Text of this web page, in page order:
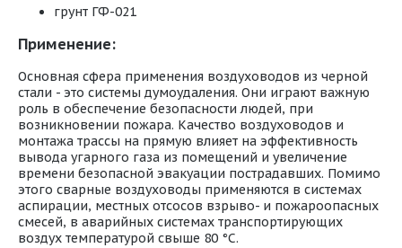
грунт ГФ-021
Применение:
Основная сфера применения воздуховодов из черной
стали - это системы думоудаления. Они играют важную
роль в обеспечение безопасности людей, при
возникновении пожара. Качество воздуховодов и
монтажа трассы на прямую влияет на эффективность
вывода угарного газа из помещений и увеличение
времени безопасной эвакуации пострадавших. Помимо
этого сварные воздуховоды применяются в системах
аспирации, местных отсосов взрыво- и пожароопасных
смесей, в аварийных системах транспортирующих
воздух температурой свыше 80 °C.